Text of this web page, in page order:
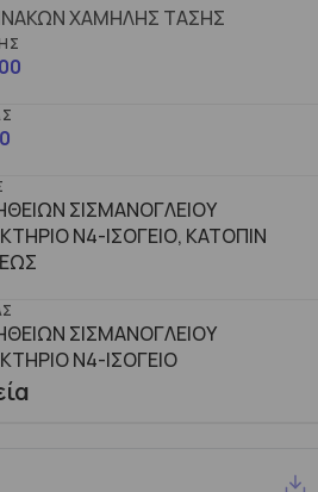
ΧΑΜΗΛΗΣ ΤΑΣΗΣ
ΣΙΣΜΑΝΟΓΛΕΙΟΥ
Ν4-ΙΣΟΓΕΙΟ, ΚΑΤΟΠΙΝ
ΣΙΣΜΑΝΟΓΛΕΙΟΥ
Ν4-ΙΣΟΓΕΙΟ